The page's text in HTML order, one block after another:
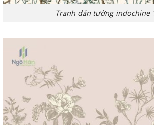
Tranh dán tường indochine